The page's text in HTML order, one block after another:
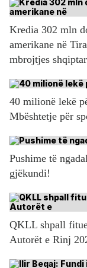
Kredia 302 mln
amerikane në
mbrojtjes
40 milionë lekë
Mbështetje për
Pushime të
gjëkundi!
QKLL shpall
Autorët e Rinj